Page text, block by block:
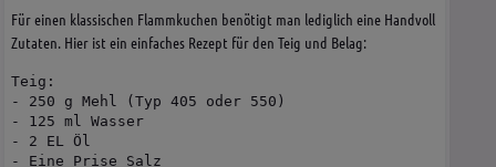
Für einen klassischen Flammkuchen benötigt man lediglich eine Handvoll
Zutaten. Hier ist ein einfaches Rezept für den Teig und Belag:
Teig:
- 250 g Mehl (Typ 405 oder 550)
- 125 ml Wasser
- 2 EL Öl
- Eine Prise Salz